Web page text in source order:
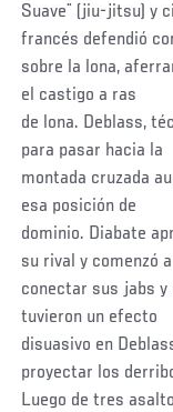
Suave¨ (jiu-jitsu) y
francés defendió
sobre la lona,
el castigo a ras
de lona. Deblass,
para pasar hacia la
montada cruzada
esa posición de
dominio. Diabate
su rival y comenzó a
conectar sus jabs
tuvieron un efecto
disuasivo en
proyectar los
Luego de tres